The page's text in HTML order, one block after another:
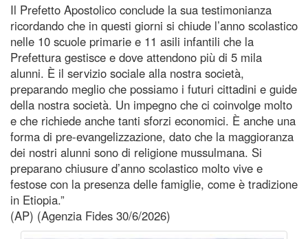
Il Prefetto Apostolico conclude la sua testimonianza
ricordando che in questi giorni si chiude l’anno scolastico
nelle 10 scuole primarie e 11 asili infantili che la
Prefettura gestisce e dove attendono più di 5 mila
alunni. È il servizio sociale alla nostra società,
preparando meglio che possiamo i futuri cittadini e guide
della nostra società. Un impegno che ci coinvolge molto
e che richiede anche tanti sforzi economici. È anche una
forma di pre-evangelizzazione, dato che la maggioranza
dei nostri alunni sono di religione mussulmana. Si
preparano chiusure d’anno scolastico molto vive e
festose con la presenza delle famiglie, come è tradizione
in Etiopia.”
(AP) (Agenzia Fides 30/6/2026)